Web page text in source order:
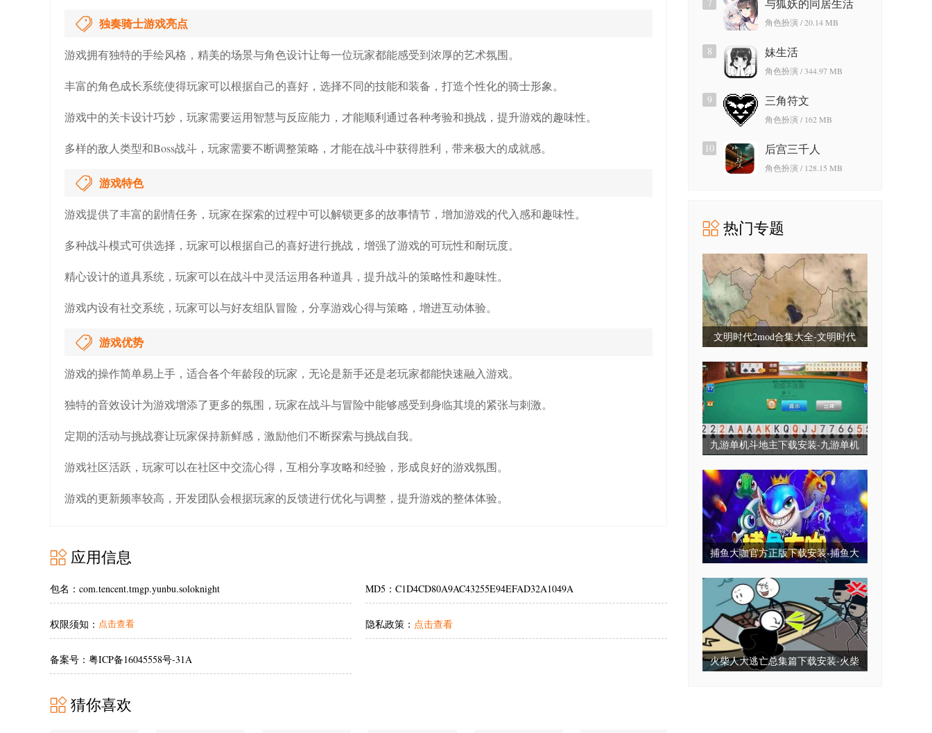
独奏骑士游戏亮点
游戏拥有独特的手绘风格，精美的场景与角色设计让每一位玩家都能感受到浓厚的艺术氛围。
丰富的角色成长系统使得玩家可以根据自己的喜好，选择不同的技能和装备，打造个性化的骑士形象。
游戏中的关卡设计巧妙，玩家需要运用智慧与反应能力，才能顺利通过各种考验和挑战，提升游戏的趣味性。
多样的敌人类型和Boss战斗，玩家需要不断调整策略，才能在战斗中获得胜利，带来极大的成就感。
游戏特色
游戏提供了丰富的剧情任务，玩家在探索的过程中可以解锁更多的故事情节，增加游戏的代入感和趣味性。
多种战斗模式可供选择，玩家可以根据自己的喜好进行挑战，增强了游戏的可玩性和耐玩度。
精心设计的道具系统，玩家可以在战斗中灵活运用各种道具，提升战斗的策略性和趣味性。
游戏内设有社交系统，玩家可以与好友组队冒险，分享游戏心得与策略，增进互动体验。
游戏优势
游戏的操作简单易上手，适合各个年龄段的玩家，无论是新手还是老玩家都能快速融入游戏。
独特的音效设计为游戏增添了更多的氛围，玩家在战斗与冒险中能够感受到身临其境的紧张与刺激。
定期的活动与挑战赛让玩家保持新鲜感，激励他们不断探索与挑战自我。
游戏社区活跃，玩家可以在社区中交流心得，互相分享攻略和经验，形成良好的游戏氛围。
游戏的更新频率较高，开发团队会根据玩家的反馈进行优化与调整，提升游戏的整体体验。
应用信息
包名：com.tencent.tmgp.yunbu.soloknight MD5：C1D4CD80A9AC43255E94EFAD32A1049A
权限须知： 点击查看 隐私政策： 点击查看
备案号：粤ICP备16045558号-31A
猜你喜欢
与狐妖的同居生活
角色扮演 / 20.14 MB
8 妹生活
角色扮演 / 344.97 MB
9 三角符文
角色扮演 / 162 MB
10 后宫三千人
角色扮演 / 128.15 MB
热门专题
文明时代2mod合集大全-文明时代
整合包
九游单机斗地主下载安装-九游单机
无毒免费无需网
捕鱼大咖官方正版下载安装-捕鱼大
本
火柴人大逃亡总集篇下载安装-火柴